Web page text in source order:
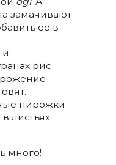
замачивают
ее в
и
рис
пирожки
листьях
много!